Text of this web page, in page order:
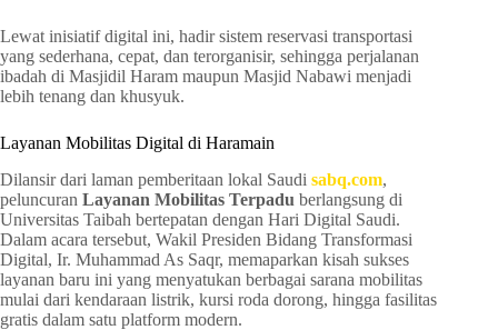
Lewat inisiatif digital ini, hadir sistem reservasi transportasi
yang sederhana, cepat, dan terorganisir, sehingga perjalanan
ibadah di Masjidil Haram maupun Masjid Nabawi menjadi
lebih tenang dan khusyuk.
Layanan Mobilitas Digital di Haramain
Dilansir dari laman pemberitaan lokal Saudi sabq.com,
peluncuran Layanan Mobilitas Terpadu berlangsung di
Universitas Taibah bertepatan dengan Hari Digital Saudi.
Dalam acara tersebut, Wakil Presiden Bidang Transformasi
Digital, Ir. Muhammad As Saqr, memaparkan kisah sukses
layanan baru ini yang menyatukan berbagai sarana mobilitas
mulai dari kendaraan listrik, kursi roda dorong, hingga fasilitas
gratis dalam satu platform modern.